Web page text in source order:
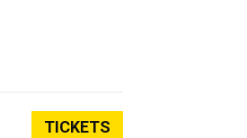
TICKETS